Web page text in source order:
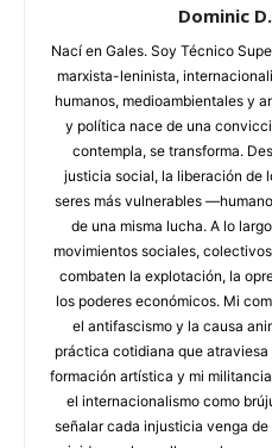
Dominic
Nací en Gales. Soy Técnico
marxista-leninista,
humanos, medioambientales y
y política nace de una
contempla, se transforma.
justicia social, la liberación de
seres más vulnerables
de una misma lucha. A lo
movimientos sociales,
combaten la explotación, la
los poderes económicos. Mi
el antifascismo y la causa
práctica cotidiana que
formación artística y mi
el internacionalismo como
señalar cada injusticia venga